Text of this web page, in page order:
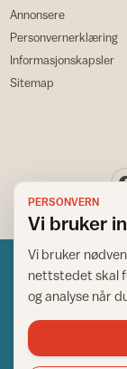
Annonsere
Personvernerklæring
Informasjonskapsler
Sitemap
PERSONVERN
Vi bruker
Vi bruker
nettstedet skal
og analyse når